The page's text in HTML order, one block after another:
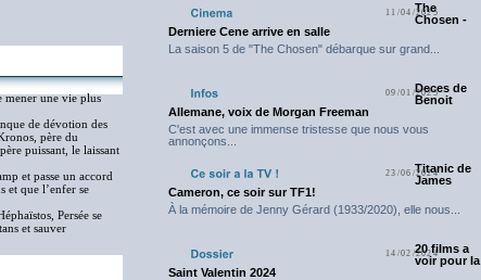
mener une vie plus
de dévotion des
père du
puissant, le laissant
et passe un accord
et que l’enfer se
Persée se
et sauver
11/04/2025
The
Chosen -
Derniere Cene arrive en salle
La saison 5 de "The Chosen" débarque sur grand...
09/01/2025Deces de
Benoit
Allemane, voix de Morgan Freeman
C'est avec une immense tristesse que nous vous
annonçons...
23/06/2024Titanic de
James
Cameron, ce soir sur TF1!
À la mémoire de Jenny Gérard (1933/2020), elle nous...
14/02/202420 films a
voir pour la
Saint Valentin 2024